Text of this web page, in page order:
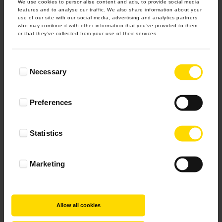
We use cookies to personalise content and ads, to provide social media
features and to analyse our traffic. We also share information about your
use of our site with our social media, advertising and analytics partners
who may combine it with other information that you’ve provided to them
or that they’ve collected from your use of their services.
SelectionNecessary
Preferences
Statistics
Marketing
Allow all cookies